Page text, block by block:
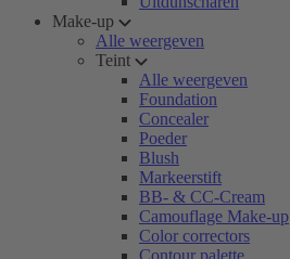
Make-up
Alle weergeven
Teint
Alle weergeven
Foundation
Concealer
Poeder
Blush
Markeerstift
BB- & CC-Cream
Camouflage Make-up
Color correctors
Contour palette